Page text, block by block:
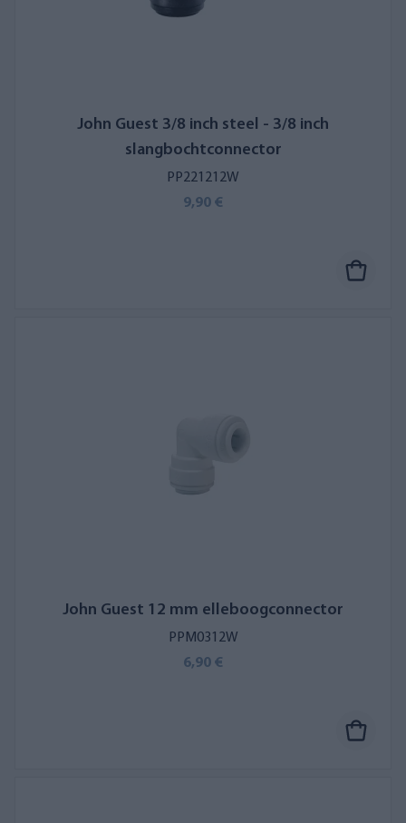
John Guest 3/8 inch steel - 3/8 inch
slangbochtconnector
PP221212W
9,90 €
John Guest 12 mm elleboogconnector
PPM0312W
6,90 €